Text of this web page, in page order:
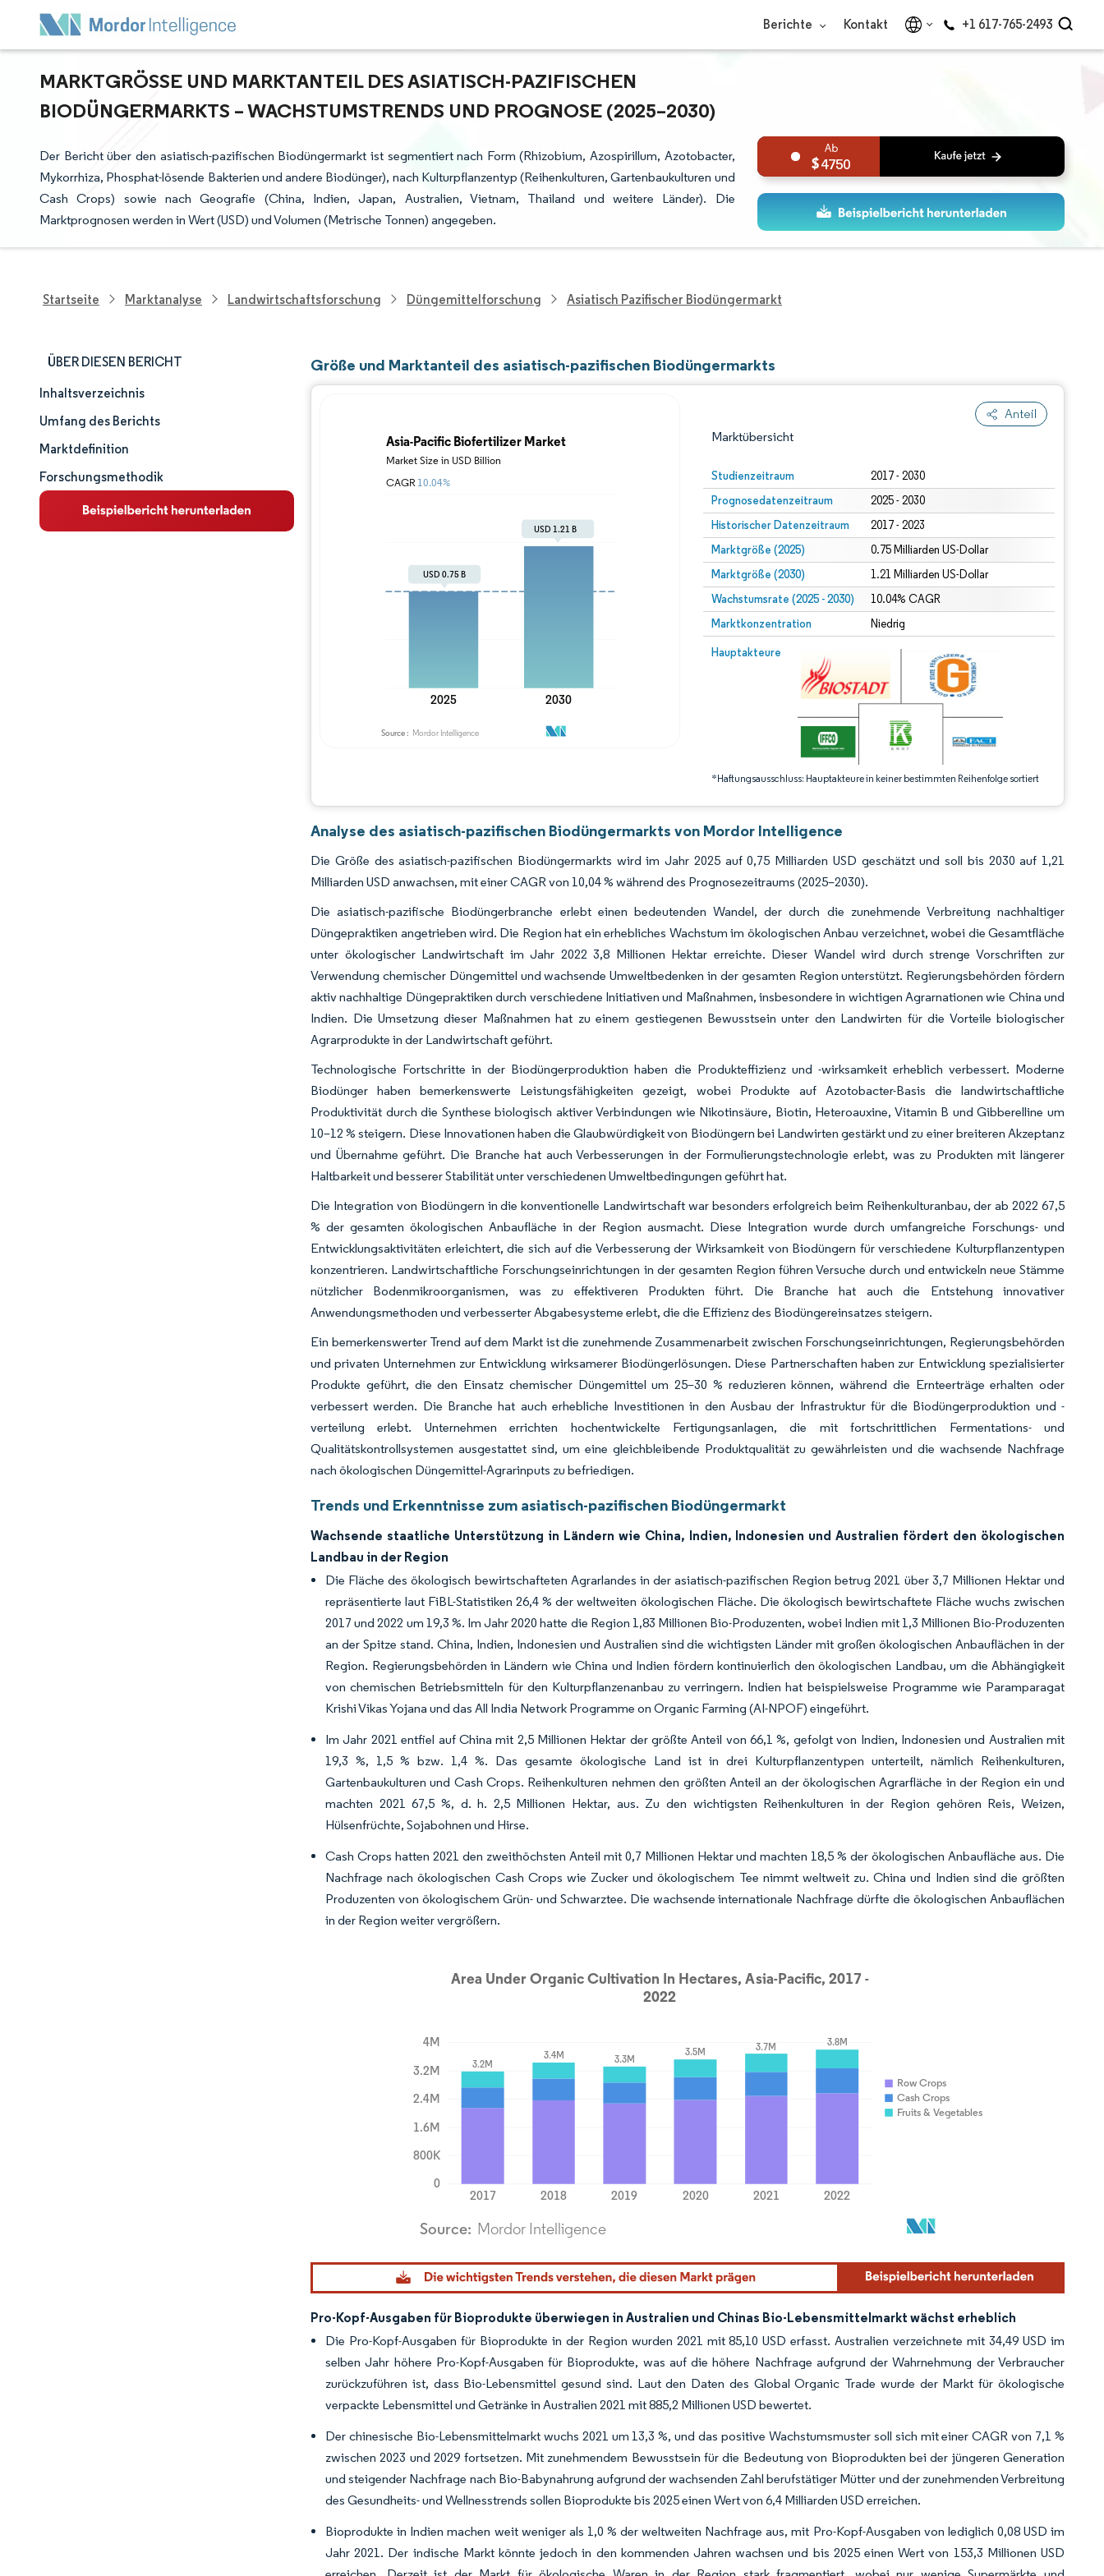
Berichte Kontakt +1 617-765-2493
MARKTGRÖSSE UND MARKTANTEIL DES ASIATISCH-PAZIFISCHEN B
IODÜNGERMARKTS – WACHSTUMSTRENDS UND PROGNOSE (2025–2030)
Der Bericht über den asiatisch-pazifischen Biodüngermarkt ist segmentiert nach Form (Rhizobium, Azospirillum, Azotobacter,
Mykorrhiza, Phosphat-lösende Bakterien und andere Biodünger), nach Kulturpflanzentyp (Reihenkulturen, Gartenbaukulturen und
Cash Crops) sowie nach Geografie (China, Indien, Japan, Australien, Vietnam, Thailand und weitere Länder). Die
Marktprognosen werden in Wert (USD) und Volumen (Metrische Tonnen) angegeben.
4750
Startseite Marktanalyse Landwirtschaftsforschung Düngemittelforschung Asiatisch Pazifischer Biodüngermarkt
ÜBER DIESEN BERICHT
Marktschnappschuss
Marktanalyse
Wichtige Markttrends
Segmentanalyse
Inhaltsverzeichnis
Umfang des Berichts
Marktdefinition
Forschungsmethodik
Größe und Marktanteil des asiatisch-pazifischen Biodüngermarkts
Anteil
Marktübersicht
Studienzeitraum 2017 - 2030
Prognosedatenzeitraum 2025 - 2030
Historischer Datenzeitraum 2017 - 2023
Marktgröße (2025) 0.75 Milliarden US-Dollar
Marktgröße (2030) 1.21 Milliarden US-Dollar
Wachstumsrate (2025 - 2030) 10.04% CAGR
Marktkonzentration Niedrig
Hauptakteure
*Haftungsausschluss: Hauptakteure in keiner bestimmten Reihenfolge sortiert
Bild © Mordor Intelligence. Wiederverwendung erfordert Namensnennung gemäß CC BY 4.0.
Bild © Mordor Intelligence. Wiederverwendung erfordert Namensnennung gemäß CC BY 4.0.
Analyse des asiatisch-pazifischen Biodüngermarkts von Mordor Intelligence
Die Größe des asiatisch-pazifischen Biodüngermarkts wird im Jahr 2025 auf 0,75 Milliarden USD geschätzt und soll bis 2030 auf 1,21
Milliarden USD anwachsen, mit einer CAGR von 10,04 % während des Prognosezeitraums (2025–2030).
Die asiatisch-pazifische Biodüngerbranche erlebt einen bedeutenden Wandel, der durch die zunehmende Verbreitung nachhaltiger
Düngepraktiken angetrieben wird. Die Region hat ein erhebliches Wachstum im ökologischen Anbau verzeichnet, wobei die Gesamtfläche
unter ökologischer Landwirtschaft im Jahr 2022 3,8 Millionen Hektar erreichte. Dieser Wandel wird durch strenge Vorschriften zur
Verwendung chemischer Düngemittel und wachsende Umweltbedenken in der gesamten Region unterstützt. Regierungsbehörden fördern
aktiv nachhaltige Düngepraktiken durch verschiedene Initiativen und Maßnahmen, insbesondere in wichtigen Agrarnationen wie China und
Indien. Die Umsetzung dieser Maßnahmen hat zu einem gestiegenen Bewusstsein unter den Landwirten für die Vorteile biologischer
Agrarprodukte in der Landwirtschaft geführt.
Technologische Fortschritte in der Biodüngerproduktion haben die Produkteffizienz und -wirksamkeit erheblich verbessert. Moderne
Biodünger haben bemerkenswerte Leistungsfähigkeiten gezeigt, wobei Produkte auf Azotobacter-Basis die landwirtschaftliche
Produktivität durch die Synthese biologisch aktiver Verbindungen wie Nikotinsäure, Biotin, Heteroauxine, Vitamin B und Gibberelline um
10–12 % steigern. Diese Innovationen haben die Glaubwürdigkeit von Biodüngern bei Landwirten gestärkt und zu einer breiteren Akzeptanz
und Übernahme geführt. Die Branche hat auch Verbesserungen in der Formulierungstechnologie erlebt, was zu Produkten mit längerer
Haltbarkeit und besserer Stabilität unter verschiedenen Umweltbedingungen geführt hat.
Die Integration von Biodüngern in die konventionelle Landwirtschaft war besonders erfolgreich beim Reihenkulturanbau, der ab 2022 67,5
% der gesamten ökologischen Anbaufläche in der Region ausmacht. Diese Integration wurde durch umfangreiche Forschungs- und
Entwicklungsaktivitäten erleichtert, die sich auf die Verbesserung der Wirksamkeit von Biodüngern für verschiedene Kulturpflanzentypen
konzentrieren. Landwirtschaftliche Forschungseinrichtungen in der gesamten Region führen Versuche durch und entwickeln neue Stämme
nützlicher Bodenmikroorganismen, was zu effektiveren Produkten führt. Die Branche hat auch die Entstehung innovativer
Anwendungsmethoden und verbesserter Abgabesysteme erlebt, die die Effizienz des Biodüngereinsatzes steigern.
Ein bemerkenswerter Trend auf dem Markt ist die zunehmende Zusammenarbeit zwischen Forschungseinrichtungen, Regierungsbehörden
und privaten Unternehmen zur Entwicklung wirksamerer Biodüngerlösungen. Diese Partnerschaften haben zur Entwicklung spezialisierter
Produkte geführt, die den Einsatz chemischer Düngemittel um 25–30 % reduzieren können, während die Ernteerträge erhalten oder
verbessert werden. Die Branche hat auch erhebliche Investitionen in den Ausbau der Infrastruktur für die Biodüngerproduktion und -
verteilung erlebt. Unternehmen errichten hochentwickelte Fertigungsanlagen, die mit fortschrittlichen Fermentations- und
Qualitätskontrollsystemen ausgestattet sind, um eine gleichbleibende Produktqualität zu gewährleisten und die wachsende Nachfrage
nach ökologischen Düngemittel-Agrarinputs zu befriedigen.
Trends und Erkenntnisse zum asiatisch-pazifischen Biodüngermarkt
Wachsende staatliche Unterstützung in Ländern wie China, Indien, Indonesien und Australien fördert den ökologischen
Landbau in der Region
Die Fläche des ökologisch bewirtschafteten Agrarlandes in der asiatisch-pazifischen Region betrug 2021 über 3,7 Millionen Hektar und
repräsentierte laut FiBL-Statistiken 26,4 % der weltweiten ökologischen Fläche. Die ökologisch bewirtschaftete Fläche wuchs zwischen
2017 und 2022 um 19,3 %. Im Jahr 2020 hatte die Region 1,83 Millionen Bio-Produzenten, wobei Indien mit 1,3 Millionen Bio-Produzenten
an der Spitze stand. China, Indien, Indonesien und Australien sind die wichtigsten Länder mit großen ökologischen Anbauflächen in der
Region. Regierungsbehörden in Ländern wie China und Indien fördern kontinuierlich den ökologischen Landbau, um die Abhängigkeit
von chemischen Betriebsmitteln für den Kulturpflanzenanbau zu verringern. Indien hat beispielsweise Programme wie Paramparagat
Krishi Vikas Yojana und das All India Network Programme on Organic Farming (AI-NPOF) eingeführt.
Im Jahr 2021 entfiel auf China mit 2,5 Millionen Hektar der größte Anteil von 66,1 %, gefolgt von Indien, Indonesien und Australien mit
19,3 %, 1,5 % bzw. 1,4 %. Das gesamte ökologische Land ist in drei Kulturpflanzentypen unterteilt, nämlich Reihenkulturen,
Gartenbaukulturen und Cash Crops. Reihenkulturen nehmen den größten Anteil an der ökologischen Agrarfläche in der Region ein und
machten 2021 67,5 %, d. h. 2,5 Millionen Hektar, aus. Zu den wichtigsten Reihenkulturen in der Region gehören Reis, Weizen,
Hülsenfrüchte, Sojabohnen und Hirse.
Cash Crops hatten 2021 den zweithöchsten Anteil mit 0,7 Millionen Hektar und machten 18,5 % der ökologischen Anbaufläche aus. Die
Nachfrage nach ökologischen Cash Crops wie Zucker und ökologischem Tee nimmt weltweit zu. China und Indien sind die größten
Produzenten von ökologischem Grün- und Schwarztee. Die wachsende internationale Nachfrage dürfte die ökologischen Anbauflächen
in der Region weiter vergrößern.
Bild © Mordor Intelligence. Wiederverwendung erfordert Namensnennung gemäß CC BY 4.0.
Pro-Kopf-Ausgaben für Bioprodukte überwiegen in Australien und Chinas Bio-Lebensmittelmarkt wächst erheblich
Die Pro-Kopf-Ausgaben für Bioprodukte in der Region wurden 2021 mit 85,10 USD erfasst. Australien verzeichnete mit 34,49 USD im
selben Jahr höhere Pro-Kopf-Ausgaben für Bioprodukte, was auf die höhere Nachfrage aufgrund der Wahrnehmung der Verbraucher
zurückzuführen ist, dass Bio-Lebensmittel gesund sind. Laut den Daten des Global Organic Trade wurde der Markt für ökologische
verpackte Lebensmittel und Getränke in Australien 2021 mit 885,2 Millionen USD bewertet.
Der chinesische Bio-Lebensmittelmarkt wuchs 2021 um 13,3 %, und das positive Wachstumsmuster soll sich mit einer CAGR von 7,1 %
zwischen 2023 und 2029 fortsetzen. Mit zunehmendem Bewusstsein für die Bedeutung von Bioprodukten bei der jüngeren Generation
und steigender Nachfrage nach Bio-Babynahrung aufgrund der wachsenden Zahl berufstätiger Mütter und der zunehmenden Verbreitung
des Gesundheits- und Wellnesstrends sollen Bioprodukte bis 2025 einen Wert von 6,4 Milliarden USD erreichen.
Bioprodukte in Indien machen weit weniger als 1,0 % der weltweiten Nachfrage aus, mit Pro-Kopf-Ausgaben von lediglich 0,08 USD im
Jahr 2021. Der indische Markt könnte jedoch in den kommenden Jahren wachsen und bis 2025 einen Wert von 153,3 Millionen USD